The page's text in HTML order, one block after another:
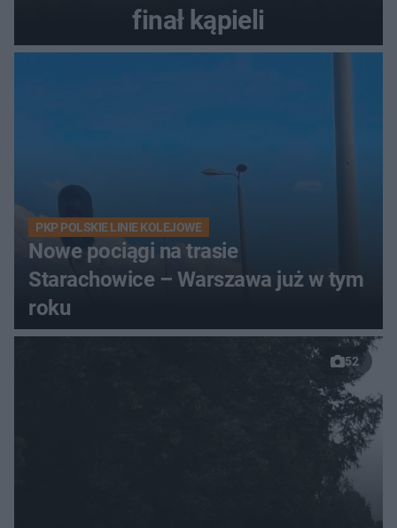
finał kąpieli
PKP POLSKIE LINIE KOLEJOWE
Nowe pociągi na trasie
Starachowice – Warszawa już w tym
roku
52